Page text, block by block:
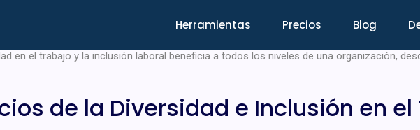
Herramientas Precios Blog
en el lugar de trabajo son temas que han ganado una tremenda relevancia en los
solo es fundamental para la equidad y la justicia social, sino también para la
en el trabajo y la inclusión laboral beneficia a todos los niveles de una organización,
de la Diversidad e Inclusión en